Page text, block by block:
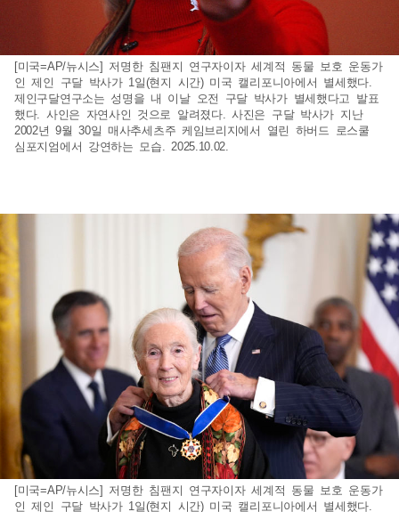
[미국=AP/뉴시스] 저명한 침팬지 연구자이자 세계적 동물 보호 운동가
인 제인 구달 박사가 1일(현지 시간) 미국 캘리포니아에서 별세했다.
제인구달연구소는 성명을 내 이날 오전 구달 박사가 별세했다고 발표
했다. 사인은 자연사인 것으로 알려졌다. 사진은 구달 박사가 지난
2002년 9월 30일 매사추세츠주 케임브리지에서 열린 하버드 로스쿨
심포지엄에서 강연하는 모습. 2025.10.02.
[미국=AP/뉴시스] 저명한 침팬지 연구자이자 세계적 동물 보호 운동가
인 제인 구달 박사가 1일(현지 시간) 미국 캘리포니아에서 별세했다.